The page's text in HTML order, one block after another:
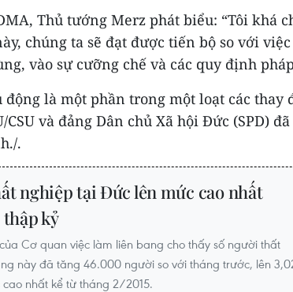
Thủ tướng Merz phát biểu: “Tôi khá
chúng ta sẽ đạt được tiến bộ so với
vào sự cưỡng chế và các quy định
động là một phần trong một loạt các thay
CSU và đảng Dân chủ Xã hội Đức (SPD)
.
nghiệp tại Đức lên mức cao nhất
kỷ
Cơ quan việc làm liên bang cho thấy số người thất
này đã tăng 46.000 người so với tháng trước, lên
nhất kể từ tháng 2/2015.